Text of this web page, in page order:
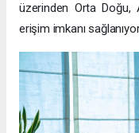
üzerinden Orta Doğu,
erişim imkanı